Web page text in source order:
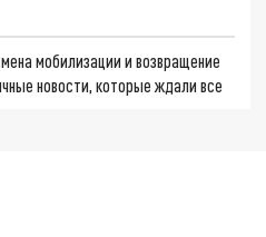
мобилизации и возвращение
новости, которые ждали все